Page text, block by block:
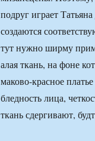
подруг играет
создаются
тут нужно ширму
алая ткань, на фоне
маково-красное
бледность лица,
ткань сдергивают,